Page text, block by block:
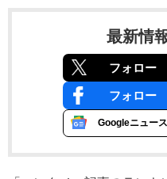
最新情
フォロー
フォロー
Googleニュース